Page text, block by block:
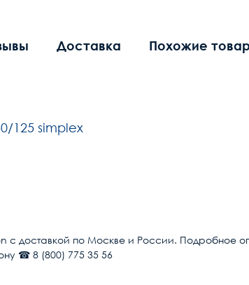
Доставка Похожие
125 simplex
SC/UPC
с доставкой по Москве и России.
☎ 8 (800) 775 35 56